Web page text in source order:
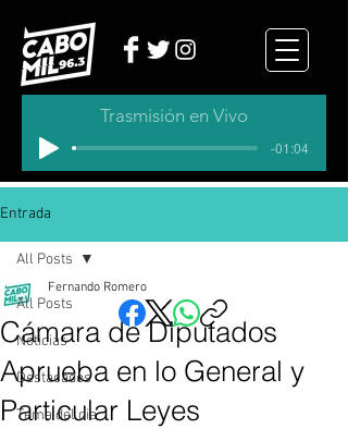
Trasmisión en Vivo
-01:04
Entrada
All Posts
Noticias
Destacados
Tema del dia
All Posts
Cámara de Diputados
Aprueba en lo General y
Particular Leyes
Fernando Romero